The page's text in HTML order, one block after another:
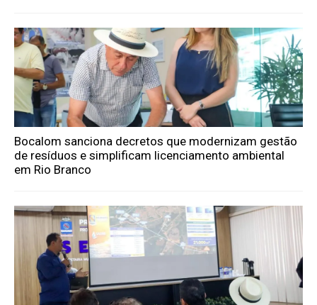
Bocalom sanciona decretos que modernizam gestão
de resíduos e simplificam licenciamento ambiental
em Rio Branco